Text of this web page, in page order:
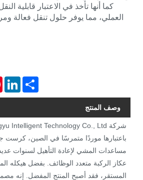
كما أنها تأخذ في الاعتبار قابلية
العملي، مما يوفر حلول تنقل فعالة
Share
وصف المنتج
باعتبارها موردًا متمرسًا في الصين، كرست
مساعدات المشي لإعادة التأهيل لسنوات
عكاز الركبة متعدد الوظائف. بفضل هيكله
المستقر، فقد أصبح المنتج المفضل. إنه